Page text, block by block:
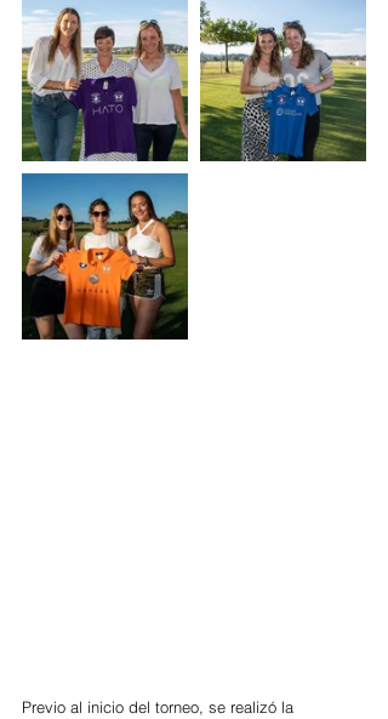
Previo al inicio del torneo, se realizó la